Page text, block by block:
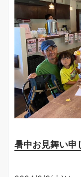
暑中お見舞い申